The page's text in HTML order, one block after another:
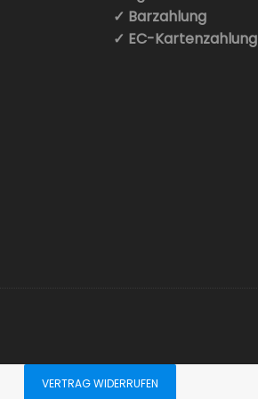
✓ Barzahlung
✓ EC-Kartenzahlung
VERTRAG WIDERRUFEN